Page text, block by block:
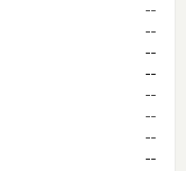
--
--
--
--
--
--
--
--